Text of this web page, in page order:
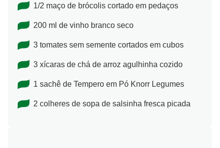
1/2 maço de brócolis cortado em pedaços
200 ml de vinho branco seco
3 tomates sem semente cortados em cubos
3 xícaras de chá de arroz agulhinha cozido
1 sachê de Tempero em Pó Knorr Legumes
2 colheres de sopa de salsinha fresca picada